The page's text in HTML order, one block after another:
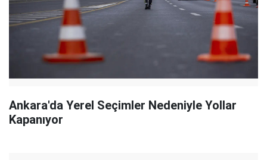
Ankara'da Yerel Seçimler Nedeniyle Yollar
Kapanıyor